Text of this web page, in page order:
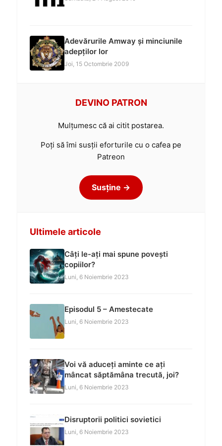
Adevărurile Amway și minciunile
adepților lor
Joi, 15 Octombrie 2009
DEVINO PATRON
Mulțumesc că ai citit postarea.
Poți să îmi susții eforturile cu o cafea pe
Patreon
Susține →
Ultimele articole
Câți le-ați mai spune povești
copiilor?
Luni, 6 Noiembrie 2023
Episodul 5 – Amestecate
Luni, 6 Noiembrie 2023
Voi vă aduceți aminte ce ați
mâncat săptămâna trecută, joi?
Luni, 6 Noiembrie 2023
Disruptorii politici sovietici
Luni, 6 Noiembrie 2023